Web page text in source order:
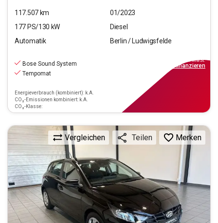
117.507km
01/2023
177 PS/130 kW
Diesel
Automatik
Berlin / Ludwigsfelde
Bose Sound System
Tempomat
Energieverbrauch (kombiniert): k.A.
CO₂-Emissionen kombiniert: k.A.
CO₂-Klasse:
inkl.MwSt.
finanzieren
Vergleichen Teilen Merken